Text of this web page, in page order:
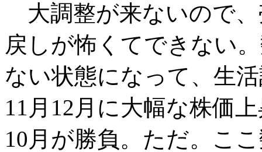
大調整が来ないので
戻しが怖くてできない
ない状態になって、生
11月12月に大幅な株価
10月が勝負。ただ。こ